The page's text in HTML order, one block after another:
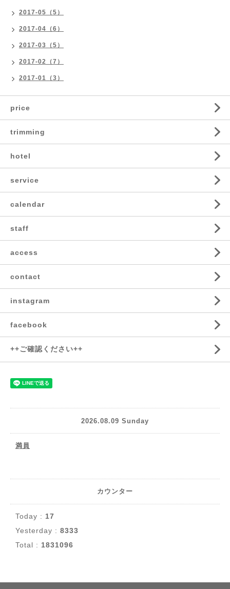
2017-05（5）
2017-04（6）
2017-03（5）
2017-02（7）
2017-01（3）
price
trimming
hotel
service
calendar
staff
access
contact
instagram
facebook
++ご確認ください++
2026.08.09 Sunday
満員
カウンター
Today : 17
Yesterday : 8333
Total : 1831096